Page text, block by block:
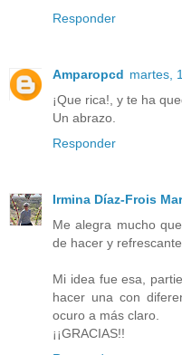
Responder
Amparopcd martes,
¡Que rica!, y te ha
Un abrazo.
Responder
Irmina Díaz-Frois
Me alegra mucho
de hacer y
Mi idea fue esa,
hacer una con
ocuro a más claro.
¡¡GRACIAS!!